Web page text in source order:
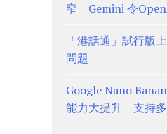
窄 Gemini 令
「港話通」試行
問題
Google Nano
能力大提升 支持